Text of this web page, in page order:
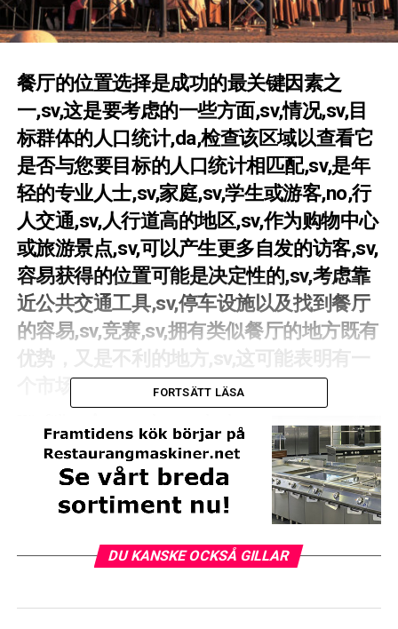
餐厅的位置选择是成功的最关键因素之
一,sv,这是要考虑的一些方面,sv,情况,sv,目
标群体的人口统计,da,检查该区域以查看它
是否与您要目标的人口统计相匹配,sv,是年
轻的专业人​​士,sv,家庭,sv,学生或游客,no,行
人交通,sv,人行道高的地区,sv,作为购物中心
或旅游景点,sv,可以产生更多自发的访客,sv,
容易获得的位置可能是决定性的,sv,考虑靠
近公共交通工具,sv,停车设施以及找到餐厅
的容易,sv,竞赛,sv,拥有类似餐厅的地方既有
优势，又是不利的地方,sv,这可能表明有一
个市场,sv.
om det matchar den demografi du siktar på. Är det unga
FORTSÄTT LÄSA
DU KANSKE OCKSÅ GILLAR